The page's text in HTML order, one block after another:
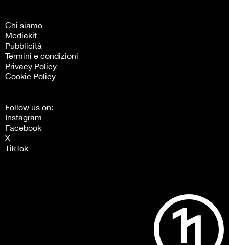
Chi siamo
Mediakit
Pubblicità
Termini e condizioni
Privacy Policy
Cookie Policy
Follow us on:
Instagram
Facebook
X
TikTok